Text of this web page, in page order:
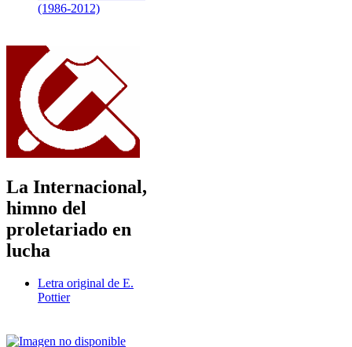
(1986-2012)
La Internacional,
himno del
proletariado en
lucha
Letra original de E.
Pottier